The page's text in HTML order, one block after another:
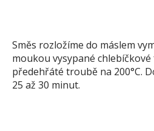
Směs rozložíme do máslem
moukou vysypané
předehřáté troubě na 200°C.
25 až 30 minut.